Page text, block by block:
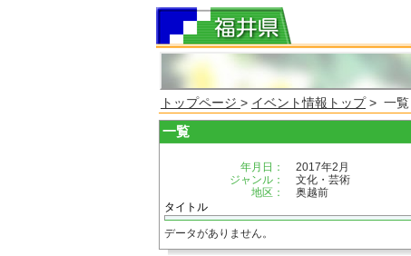
トップページ > イベント情報トップ> 一覧
一覧
年月日：
2017年2月
ジャンル：
文化・芸術
地区：
奥越前
タイトル
データがありません。